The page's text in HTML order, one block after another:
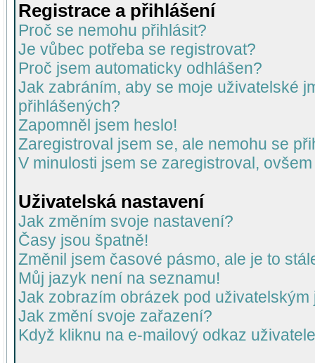
Registrace a přihlášení
Proč se nemohu přihlásit?
Je vůbec potřeba se registrovat?
Proč jsem automaticky odhlášen?
Jak zabráním, aby se moje uživatelské
přihlášených?
Zapomněl jsem heslo!
Zaregistroval jsem se, ale nemohu se
V minulosti jsem se zaregistroval,
Uživatelská nastavení
Jak změním svoje nastavení?
Časy jsou špatně!
Změnil jsem časové pásmo, ale je to
Můj jazyk není na seznamu!
Jak zobrazím obrázek pod uživatelským
Jak změní svoje zařazení?
Když kliknu na e-mailový odkaz